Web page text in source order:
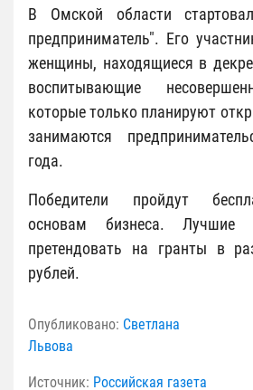
В Омской области
предприниматель". Его
женщины, находящиеся в
воспитывающие
которые только планируют
занимаются
года.
Победители пройдут
основам бизнеса. Лучшие
претендовать на гранты в
рублей.
Опубликовано: Светлана
Львова
Источник: Российская газета